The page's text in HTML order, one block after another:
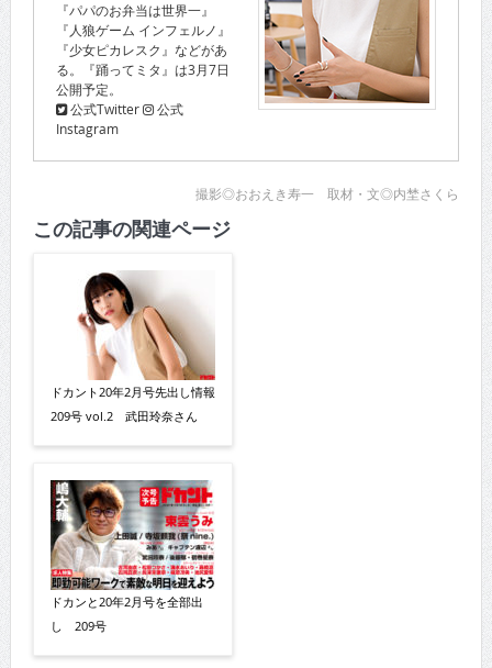
『パパのお弁当は世界一』
『人狼ゲーム インフェルノ』
『少女ピカレスク』などがあ
る。『踊ってミタ』は3月7日
公開予定。
公式Twitter
公式
Instagram
撮影◎おおえき寿一 取材・文◎内埜さくら
この記事の関連ページ
ドカント20年2月号先出し情報
209号 vol.2 武田玲奈さん
ドカンと20年2月号を全部出
し 209号